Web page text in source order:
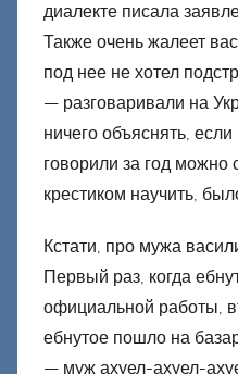
диалекте писала
Также очень жалеет
под нее не хотел
— разговаривали на
ничего объяснять,
говорили за год можно
крестиком научить,
Кстати, про мужа
Первый раз, когда
официальной работы,
ебнутое пошло на
— муж ахуел-ахуел-